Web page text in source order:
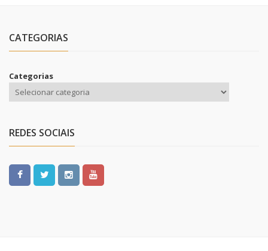
CATEGORIAS
Categorias
REDES SOCIAIS